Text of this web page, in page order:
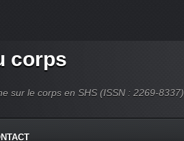
corps
sur le corps en SHS (ISSN : 2269-8337)